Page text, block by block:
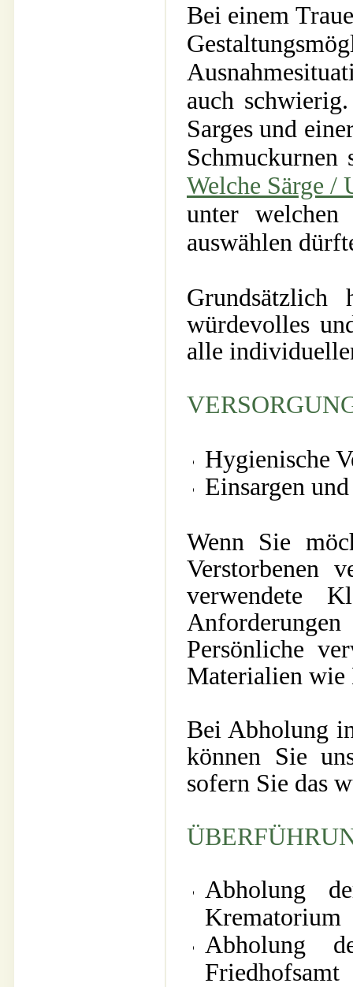
Bei einem
auch
Sarges und
Welche Särge /
unter
auswählen
würdevolles
alle
Hygienische
Einsargen
Wenn Sie
Verstorbenen
verwendete
Persönliche
Materialien
Bei Abholung
können Sie
sofern Sie das
Abholung
Krematorium
Abholung
Friedhofsamt